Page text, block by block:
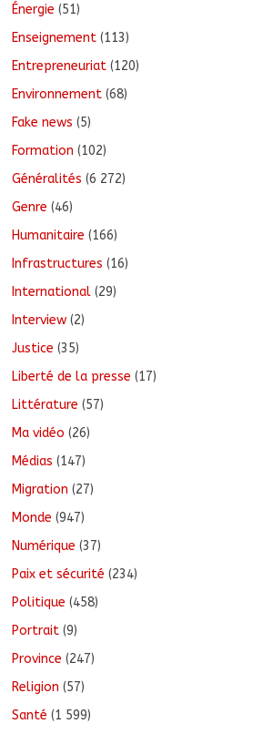
Énergie (51)
Enseignement (113)
Entrepreneuriat (120)
Environnement (68)
Fake news (5)
Formation (102)
Généralités (6 272)
Genre (46)
Humanitaire (166)
Infrastructures (16)
International (29)
Interview (2)
Justice (35)
Liberté de la presse (17)
Littérature (57)
Ma vidéo (26)
Médias (147)
Migration (27)
Monde (947)
Numérique (37)
Paix et sécurité (234)
Politique (458)
Portrait (9)
Province (247)
Religion (57)
Santé (1 599)